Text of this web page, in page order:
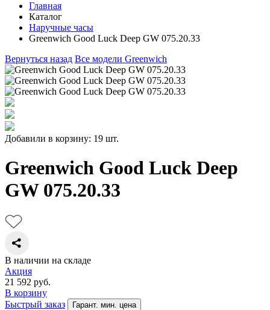
Главная
Каталог
Наручные часы
Greenwich Good Luck Deep GW 075.20.33
Вернуться назад Все модели Greenwich
Добавили в корзину: 19 шт.
Greenwich Good Luck Deep
GW 075.20.33
В наличии на складе
Акция
21 592 руб.
В корзину
Быстрый заказ
Гарант. мин. цена